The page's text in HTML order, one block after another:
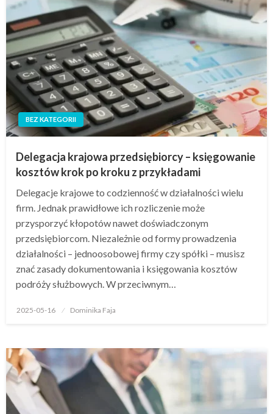
BEZ KATEGORII
Delegacja krajowa przedsiębiorcy – księgowanie
kosztów krok po kroku z przykładami
Delegacje krajowe to codzienność w działalności wielu
firm. Jednak prawidłowe ich rozliczenie może
przysporzyć kłopotów nawet doświadczonym
przedsiębiorcom. Niezależnie od formy prowadzenia
działalności – jednoosobowej firmy czy spółki – musisz
znać zasady dokumentowania i księgowania kosztów
podróży służbowych. W przeciwnym…
Opublikowane
2025-05-16 Dominika Faja